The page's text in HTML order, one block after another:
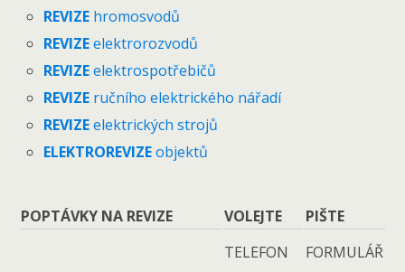
REVIZE hromosvodů
REVIZEelektrorozvodů
REVIZEelektrospotřebičů
REVIZE ručního elektrického nářadí
REVIZEelektrických strojů
ELEKTROREVIZEobjektů
POPTÁVKY NA REVIZE VOLEJTE
PIŠTE
TELEFON
FORMULÁŘ